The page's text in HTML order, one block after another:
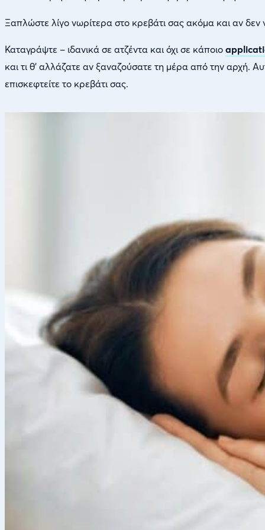
Ξαπλώστε λίγο νωρίτερα στο κρεβάτι σας ακόμα και αν δεν
Καταγράψτε – ιδανικά σε ατζέντα και όχι σε κάποιο
και τι θ’ αλλάζατε αν ξαναζούσατε τη μέρα από την αρχή.
επισκεφτείτε το κρεβάτι σας.